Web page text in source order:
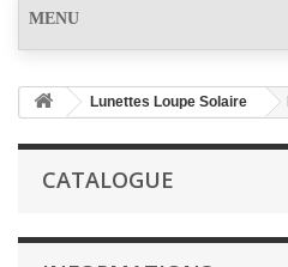
MENU
Lunettes Loupe Solaire
CATALOGUE